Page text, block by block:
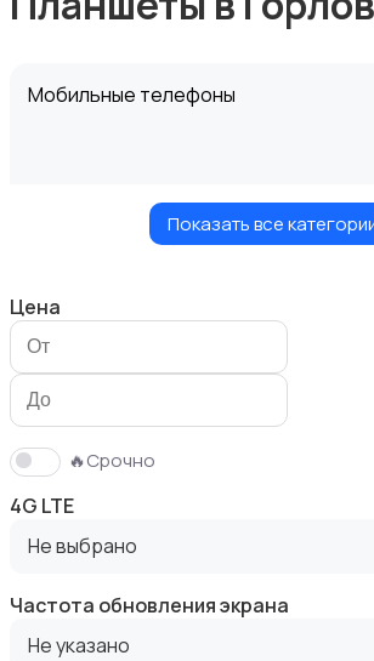
Мобильные телефоны
Умные часы и браслеты
Стационарные телефоны
Показать все
Цена
🔥Срочно
4G LTE
Не выбрано
Частота обновления экрана
Не указано